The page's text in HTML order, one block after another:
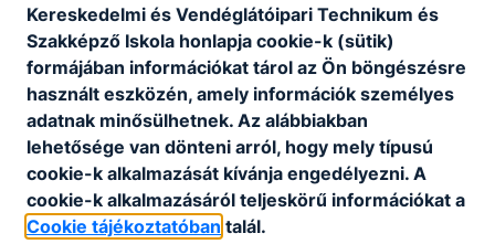
Kereskedelmi és Vendéglátóipari Technikum és
Szakképző Iskola honlapja cookie-k (sütik)
formájában információkat tárol az Ön böngészésre
használt eszközén, amely információk személyes
adatnak minősülhetnek. Az alábbiakban
lehetősége van dönteni arról, hogy mely típusú
cookie-k alkalmazását kívánja engedélyezni. A
cookie-k alkalmazásáról teljeskörű információkat a
Cookie tájékoztatóban talál.